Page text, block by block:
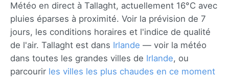
Météo en direct à Tallaght, actuellement 16°C avec
pluies éparses à proximité. Voir la prévision de 7
jours, les conditions horaires et l'indice de qualité
de l'air. Tallaght est dans Irlande — voir la météo
dans toutes les grandes villes de Irlande, ou
parcourir les villes les plus chaudes en ce moment